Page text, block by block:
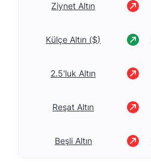
Ziynet Altın
Külçe Altın ($)
2.5'luk Altın
Reşat Altın
Beşli Altın